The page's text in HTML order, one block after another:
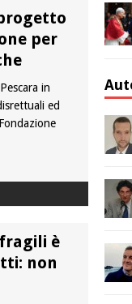
per
in
ed
è
non